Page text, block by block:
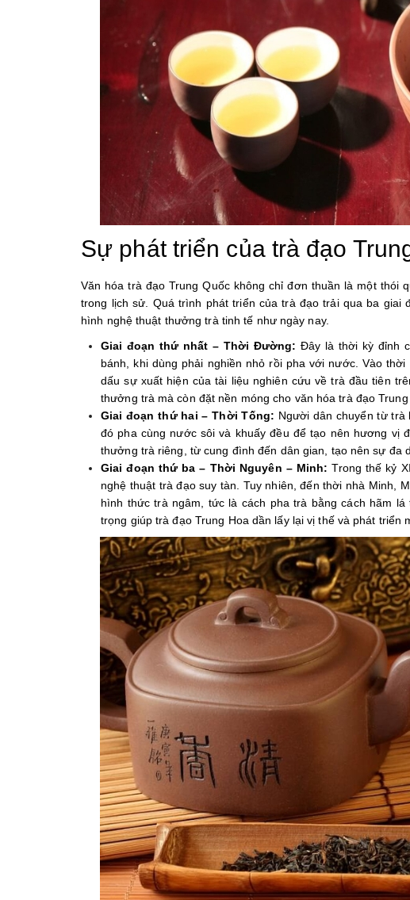
Sự phát triển của trà đạo
Văn hóa trà đạo Trung Quốc không chỉ đơn thuần là một
trong lịch sử. Quá trình phát triển của trà đạo trải qua ba
hình nghệ thuật thưởng trà tinh tế như ngày nay.
Giai đoạn thứ nhất – Thời Đường: Đây là thời kỳ đỉnh
bánh, khi dùng phải nghiền nhỏ rồi pha với nước. Vào
dấu sự xuất hiện của tài liệu nghiên cứu về trà đầu tiên
thưởng trà mà còn đặt nền móng cho văn hóa trà đạo Trung
Giai đoạn thứ hai – Thời Tống: Người dân chuyển từ trà
đó pha cùng nước sôi và khuấy đều để tạo nên hương vị
thưởng trà riêng, từ cung đình đến dân gian, tạo nên sự đa
Giai đoạn thứ ba – Thời Nguyên – Minh: Trong thế kỷ
nghệ thuật trà đạo suy tàn. Tuy nhiên, đến thời nhà Minh,
hình thức trà ngâm, tức là cách pha trà bằng cách hãm
trọng giúp trà đạo Trung Hoa dần lấy lại vị thế và phát triển